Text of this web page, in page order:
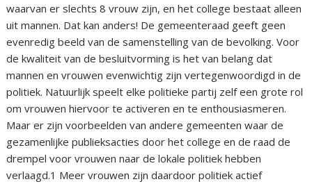
waarvan er slechts 8 vrouw zijn, en het college bestaat alleen
uit mannen. Dat kan anders! De gemeenteraad geeft geen
evenredig beeld van de samenstelling van de bevolking. Voor
de kwaliteit van de besluitvorming is het van belang dat
mannen en vrouwen evenwichtig zijn vertegenwoordigd in de
politiek. Natuurlijk speelt elke politieke partij zelf een grote rol
om vrouwen hiervoor te activeren en te enthousiasmeren.
Maar er zijn voorbeelden van andere gemeenten waar de
gezamenlijke publieksacties door het college en de raad de
drempel voor vrouwen naar de lokale politiek hebben
verlaagd.1 Meer vrouwen zijn daardoor politiek actief